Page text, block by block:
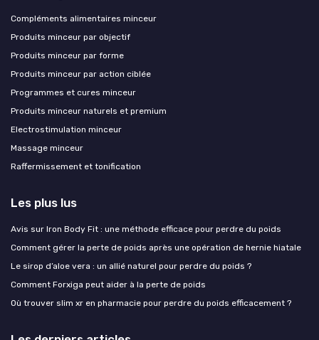
Compléments alimentaires minceur
Produits minceur par objectif
Produits minceur par forme
Produits minceur par action ciblée
Programmes et cures minceur
Produits minceur naturels et premium
Electrostimulation minceur
Massage minceur
Raffermissement et tonification
Les plus lus
Avis sur Iron Body Fit : une méthode efficace pour perdre du poids
Comment gérer la perte de poids après une opération de hernie hiatale
Le sirop d’aloe vera : un allié naturel pour perdre du poids ?
Comment Forxiga peut aider à la perte de poids
Où trouver slim xr en pharmacie pour perdre du poids efficacement ?